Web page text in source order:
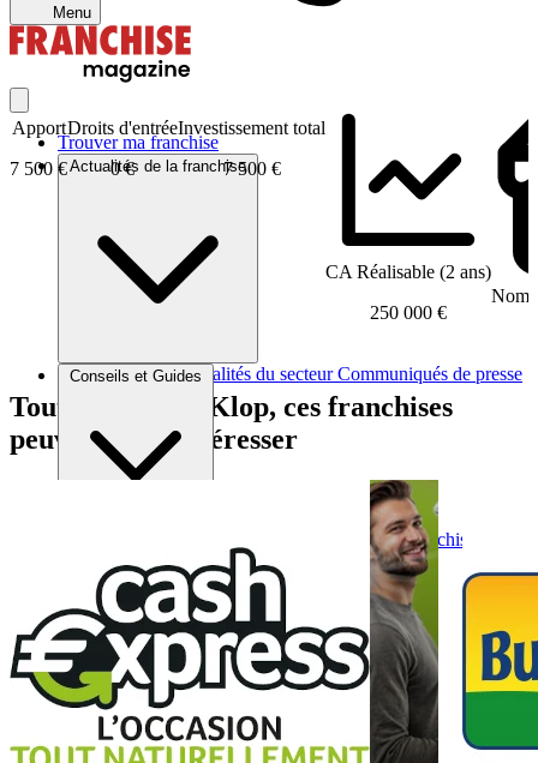
Menu
Trouver ma franchise
Actualités de la franchise
Brèves et actus Actualités du secteur Communiqués de presse
Conseils et Guides
Devenir franchiseur
Apport
7 500 €
Droits d'entrée
0 €
Investissement total
7 500 €
CA Réalisable (2 ans)
250 000 €
Tout comme Ci-Klop, ces franchises
peuvent vous intéresser